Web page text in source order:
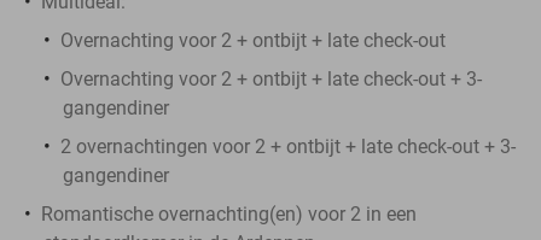
Overnachting voor 2 + ontbijt + late check-out
Overnachting voor 2 + ontbijt + late check-out + 3-
gangendiner
2 overnachtingen voor 2 + ontbijt + late check-out + 3-
gangendiner
Romantische overnachting(en) voor 2 in een